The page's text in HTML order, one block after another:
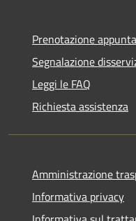
Prenotazione
Segnalazione
Leggi le FAQ
Richiesta assistenza
Amministrazione
Informativa privacy